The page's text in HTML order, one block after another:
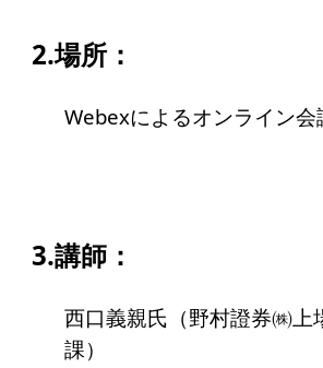
ソーシャルビジネスとは
丸和育志会の考える
ソーシャルビジネス研究会
研究会のねらい
研究会一覧
2.場所：
Webexによるオンライン会
3.講師：
西口義親氏（野村證券㈱上
課）